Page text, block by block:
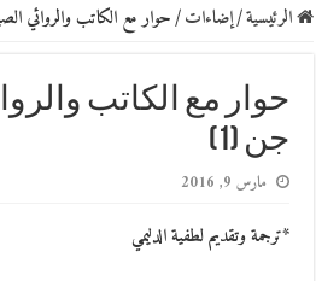
الرئيسية/إضاءات/حوار مع الكاتب والروائي
حوار مع الكاتب
جن (1)
مارس 9, 2016
*ترجمة وتقديم لطفية الدليمي